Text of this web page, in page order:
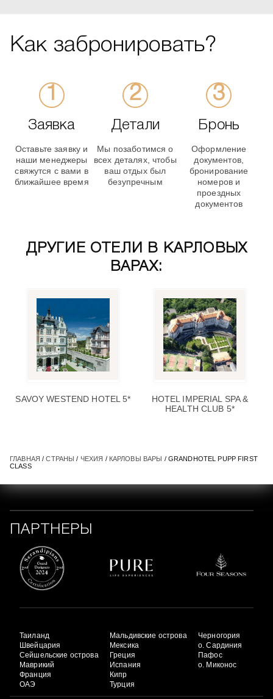
Как забронировать?
Заявка
Оставьте заявку и
наши менеджеры
свяжутся с вами в
ближайшее время
Детали
Мы позаботимся о
всех деталях, чтобы
ваш отдых был
безупречным
Бронь
Оформление
документов,
бронирование
номеров и
проездных
документов
ДРУГИЕ ОТЕЛИ В КАРЛОВЫХ
ВАРАХ:
SAVOY WESTEND HOTEL 5*
HOTEL IMPERIAL SPA &
HEALTH CLUB 5*
ГЛАВНАЯ /СТРАНЫ / ЧЕХИЯ / КАРЛОВЫ ВАРЫ / GRANDHOTEL PUPP FIRST
CLASS
ПАРТНЕРЫ
Таиланд
Швейцария
Сейшельские острова
Маврикий
Франция
ОАЭ
Мальдивские острова
Мексика
Греция
Испания
Кипр
Турция
Черногория
о. Сардиния
Пафос
о. Миконос